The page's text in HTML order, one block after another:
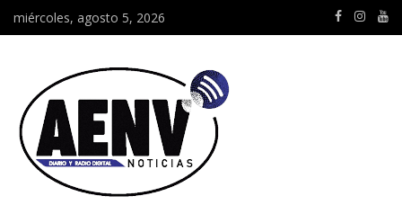
miércoles, agosto 5, 2026